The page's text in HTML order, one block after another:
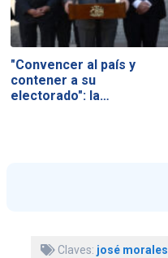
"Convencer al país y
contener a su
electorado": la…
Claves: josé morales